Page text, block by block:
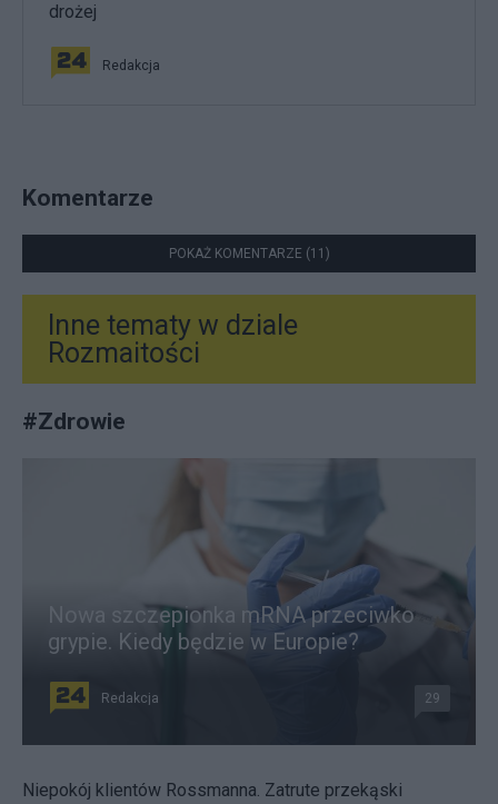
drożej
Redakcja
Komentarze
POKAŻ KOMENTARZE (11)
Inne tematy w dziale
Rozmaitości
#Zdrowie
Nowa szczepionka mRNA przeciwko
grypie. Kiedy będzie w Europie?
Redakcja 29
Niepokój klientów Rossmanna. Zatrute przekąski